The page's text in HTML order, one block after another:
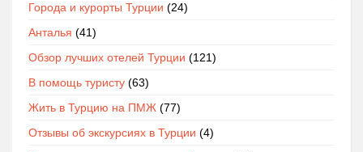
Города и курорты Турции (24)
Анталья (41)
Обзор лучших отелей Турции (121)
В помощь туристу (63)
Жить в Турцию на ПМЖ (77)
Отзывы об экскурсиях в Турции (4)